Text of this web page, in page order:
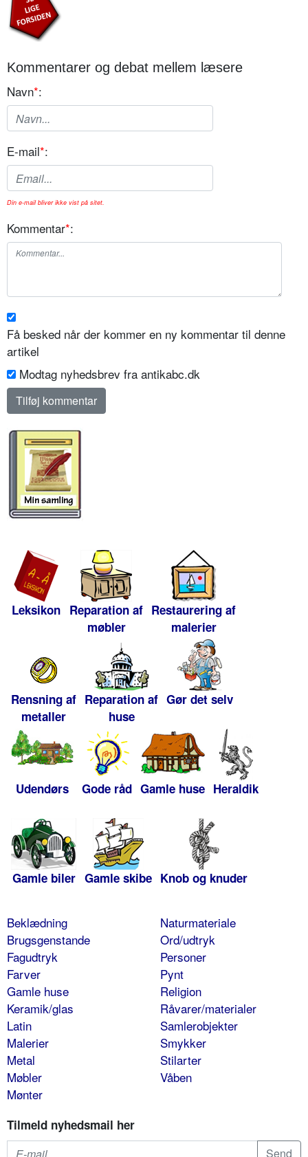
Kommentarer og debat mellem læsere
Navn*:
E-mail*:
Din e-mail bliver ikke vist på sitet.
Kommentar*:
Få besked når der kommer en ny kommentar til denne
artikel
Modtag nyhedsbrev fra antikabc.dk
Leksikon Reparation af
møbler
Restaurering af
malerier
Rensning af
metaller
Reparation af
huse
Gør det selv
Udendørs Gode råd Gamle huse Heraldik
Gamle biler Gamle skibe Knob og knuder
Beklædning
Brugsgenstande
Fagudtryk
Farver
Gamle huse
Keramik/glas
Latin
Malerier
Metal
Møbler
Mønter
Naturmateriale
Ord/udtryk
Personer
Pynt
Religion
Råvarer/materialer
Samlerobjekter
Smykker
Stilarter
Våben
Tilmeld nyhedsmail her